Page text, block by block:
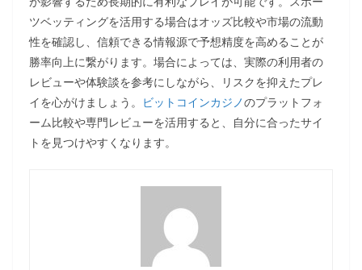
ツベッティングを活用する場合はオッズ比較や市場の流動
性を確認し、信頼できる情報源で予想精度を高めることが
勝率向上に繋がります。場合によっては、実際の利用者の
レビューや体験談を参考にしながら、リスクを抑えたプレ
イを心がけましょう。 ビットコインカジノのプラットフォ
ーム比較や専門レビューを活用すると、自分に合ったサイ
トを見つけやすくなります。